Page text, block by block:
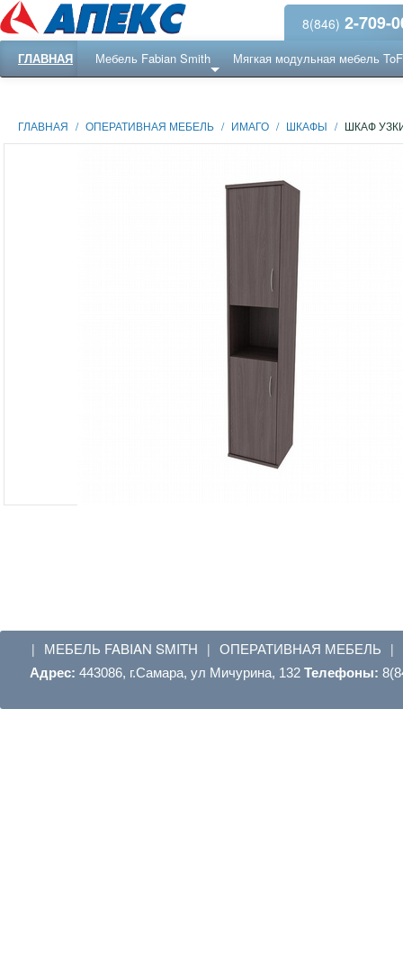
8(846) 2-709-
ГЛАВНАЯ Мебель Fabian Smith Мягкая модульная мебель
ГЛАВНАЯ / ОПЕРАТИВНАЯ МЕБЕЛЬ / ИМАГО / ШКАФЫ / ШКАФ
| МЕБЕЛЬ FABIAN SMITH | ОПЕРАТИВНАЯ МЕБЕЛЬ |
Адрес: 443086, г.Самара, ул Мичурина, 132 Телефоны: